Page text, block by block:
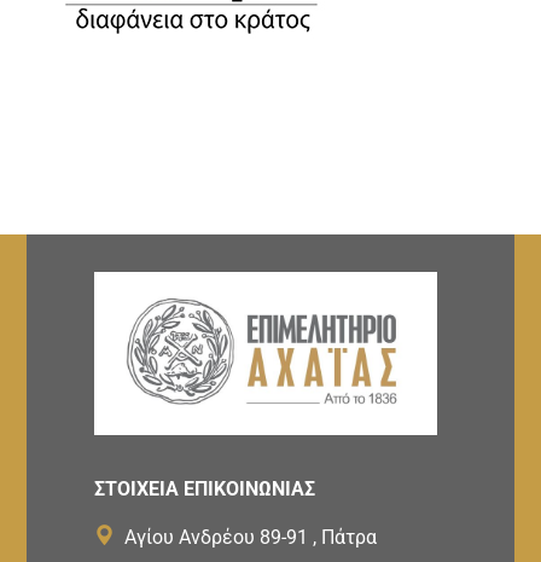
ΣΤΟΙΧΕΙΑ ΕΠΙΚΟΙΝΩΝΙΑΣ
Αγίου Ανδρέου 89-91 , Πάτρα